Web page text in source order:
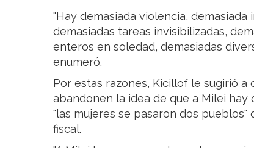
"Hay demasiada violencia,
demasiadas tareas invisibilizadas,
enteros en soledad, demasiadas
enumeró.
Por estas razones, Kicillof le sugirió
abandonen la idea de que a Milei hay
"las mujeres se pasaron dos
fiscal.